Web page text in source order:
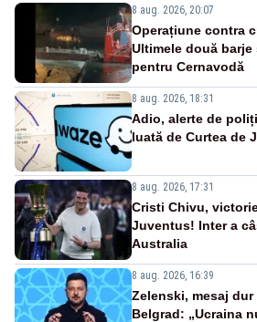
8 aug. 2026, 20:07
Operațiune contra
Ultimele două
pentru Cernavodă
8 aug. 2026, 18:31
Adio, alerte de
luată de Curtea de
8 aug. 2026, 17:31
Cristi Chivu,
Juventus! Inter a
Australia
8 aug. 2026, 16:39
Zelenski, mesaj
Belgrad: „Ucraina